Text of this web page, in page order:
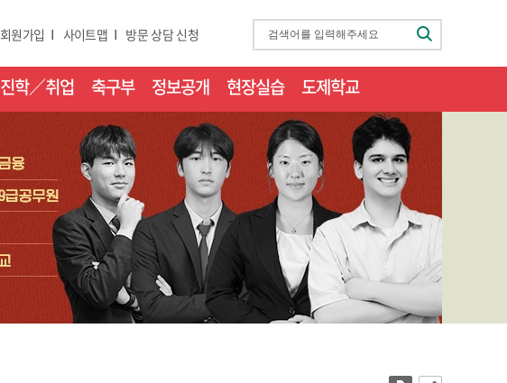
색
회원가입 사이트맵 방문 상담 신청
진학／취업 축구부 정보공개 현장실습 도제학교